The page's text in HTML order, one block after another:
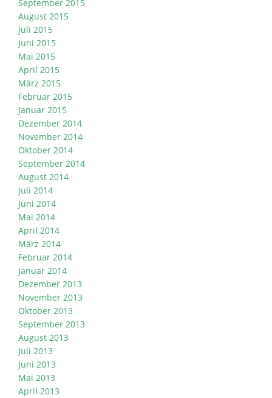
September 2015
August 2015
Juli 2015
Juni 2015
Mai 2015
April 2015
März 2015
Februar 2015
Januar 2015
Dezember 2014
November 2014
Oktober 2014
September 2014
August 2014
Juli 2014
Juni 2014
Mai 2014
April 2014
März 2014
Februar 2014
Januar 2014
Dezember 2013
November 2013
Oktober 2013
September 2013
August 2013
Juli 2013
Juni 2013
Mai 2013
April 2013